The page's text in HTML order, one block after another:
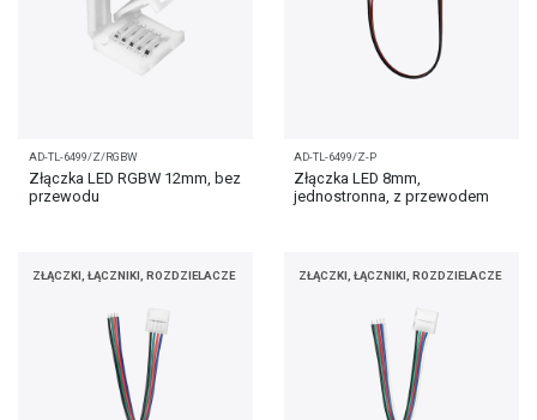
AD-TL-6499/Z/RGBW
Złączka LED RGBW 12mm, bez
przewodu
AD-TL-6499/Z-P
Złączka LED 8mm,
jednostronna, z przewodem
ZŁĄCZKI, ŁĄCZNIKI, ROZDZIELACZE ZŁĄCZKI, ŁĄCZNIKI, ROZDZIELACZE